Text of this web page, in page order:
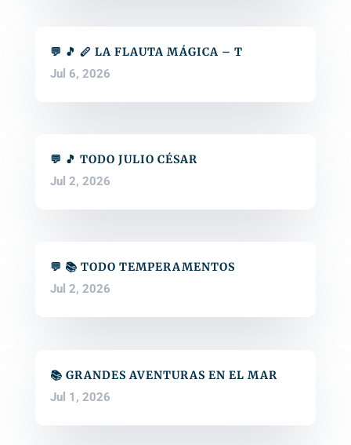
💬 🎵 🪈 LA FLAUTA MÁGICA – T
Jul 6, 2026
💬 🎵 TODO JULIO CÉSAR
Jul 2, 2026
💬 📚 TODO TEMPERAMENTOS
Jul 2, 2026
📚 GRANDES AVENTURAS EN EL MAR
Jul 1, 2026